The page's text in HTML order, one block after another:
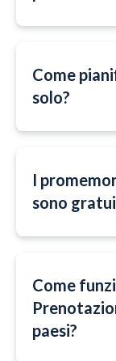
Come
solo?
I
sono
Come
paesi?